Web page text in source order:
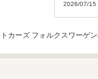
2026/07/15
カーズ フォルクスワーゲ